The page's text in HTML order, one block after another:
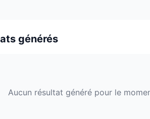
générés
Aucun résultat généré pour le